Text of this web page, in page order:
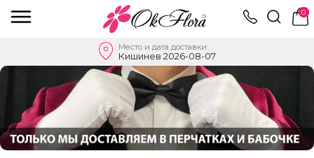
0
Место и дата доставки:
Кишинев 2026-08-07